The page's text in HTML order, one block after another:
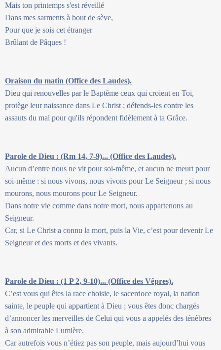
Mais ton printemps s'est réveillé
Dans mes sarments à bout de sève,
Pour que je sois cet étranger
Brûlant de Pâques !
Oraison du matin (Office des Laudes).
Dieu qui renouvelles par le Baptême ceux qui croient en Toi,
protège leur naissance dans Le Christ ; défends-les contre les
assauts du mal pour qu'ils répondent fidèlement à ta Grâce.
Parole de Dieu : (Rm 14, 7-9)... (Office des Laudes).
Aucun d’entre nous ne vit pour soi-même, et aucun ne meurt pour
soi-même : si nous vivons, nous vivons pour Le Seigneur ; si nous
mourons, nous mourons pour Le Seigneur.
Dans notre vie comme dans notre mort, nous appartenons au
Seigneur.
Car, si Le Christ a connu la mort, puis la Vie, c’est pour devenir Le
Seigneur et des morts et des vivants.
Parole de Dieu : (1 P 2, 9-10)... (Office des Vêpres).
C’est vous qui êtes la race choisie, le sacerdoce royal, la nation
sainte, le peuple qui appartient à Dieu ; vous êtes donc chargés
d’annoncer les merveilles de Celui qui vous a appelés des ténèbres
à son admirable Lumière.
Car autrefois vous n’étiez pas son peuple, mais aujourd’hui vous